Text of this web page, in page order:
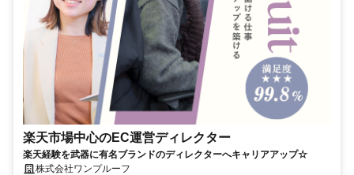
楽天市場中心のEC運営ディレクター
楽天経験を武器に有名ブランドのディレクターへキャリアアップ☆
株式会社ワンプルーフ